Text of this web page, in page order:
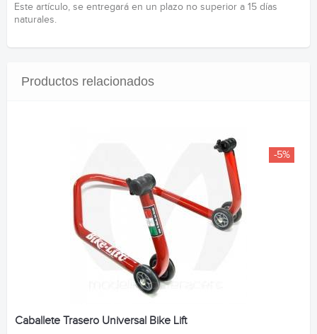
Este artículo, se entregará en un plazo no superior a 15 días
naturales.
Productos relacionados
-5%
Caballete Trasero Universal Bike Lift